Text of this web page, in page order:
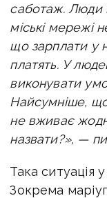
саботаж. Люди
міські мережі
що зарплати у
платять. У
виконувати
Найсумніше, що
не вживає
назвати?», —
Така ситуація
Зокрема